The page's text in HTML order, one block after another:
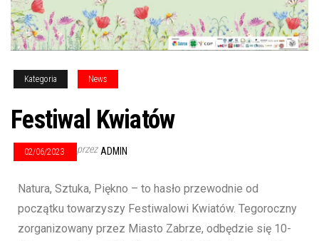
Kategoria News
Festiwal Kwiatów
02/06/2023 przez ADMIN
Natura, Sztuka, Piękno – to hasło przewodnie od
początku towarzyszy Festiwalowi Kwiatów. Tegoroczny
zorganizowany przez Miasto Zabrze, odbędzie się 10-